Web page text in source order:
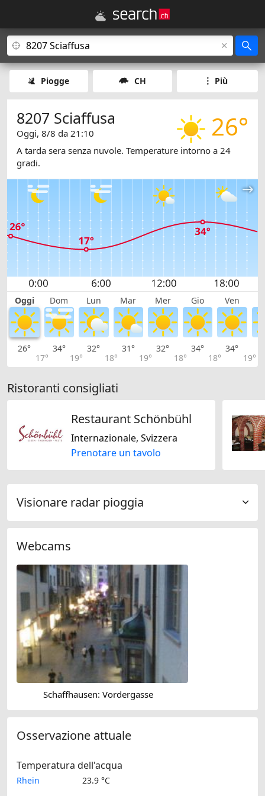
Piogge CH Più
26°
8207 Sciaffusa
Oggi, 8/8 da 21:10
A tarda sera senza nuvole. Temperature intorno a 24
gradi.
Oggi Dom Lun Mar Mer Gio Ven
26°
17°
34°
19°
32°
18°
31°
19°
32°
18°
34°
18°
34°
19°
Ristoranti consigliati
Restaurant Schönbühl
Internazionale, Svizzera
Prenotare un tavolo
Visionare radar pioggia
Webcams
Schaffhausen: Vordergasse
Osservazione attuale
Temperatura dell'acqua
Rhein 23.9 °C